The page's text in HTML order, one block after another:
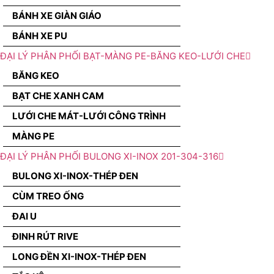
BÁNH XE GIÀN GIÁO
BÁNH XE PU
ĐẠI LÝ PHÂN PHỐI BẠT-MÀNG PE-BĂNG KEO-LƯỚI CHE
BĂNG KEO
BẠT CHE XANH CAM
LƯỚI CHE MÁT-LƯỚI CÔNG TRÌNH
MÀNG PE
ĐẠI LÝ PHÂN PHỐI BULONG XI-INOX 201-304-316
BULONG XI-INOX-THÉP ĐEN
CÙM TREO ỐNG
ĐAI U
ĐINH RÚT RIVE
LONG ĐỀN XI-INOX-THÉP ĐEN